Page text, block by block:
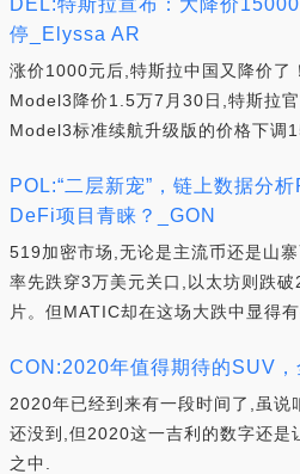
DEL:特斯拉宣布：大降价
停_Elyssa AR
涨价1000元后,特斯拉中国又降价了
Model3降价1.5万7月30日,特斯拉
Model3标准续航升级版的价格下调
POL:“二层新宠”，链上数据分
DeFi项目青睐？_GON
519加密市场,无论是主流币还是山
率先跌穿3万美元关口,以太坊则跌
片。但MATIC却在这场大跌中显得有
CON:2020年值得期待的SUV
2020年已经到来有一段时间了,虽说
还没到,但2020这一吉利的数字还是
之中.